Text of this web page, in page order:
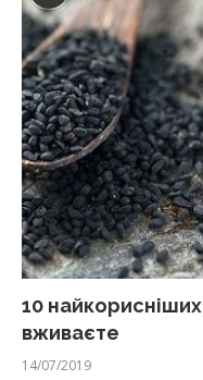
10 найкорисніших
вживаєте
14/07/2019